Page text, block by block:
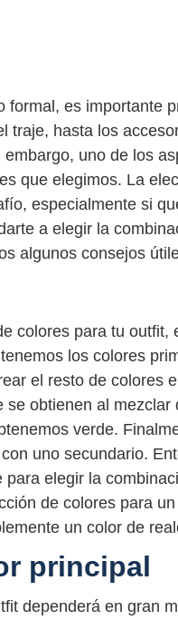
formal, es importante
traje, hasta los
uno de los
que elegimos. La
especialmente si
a elegir la
algunos consejos
colores para tu outfit,
los colores
el resto de colores
obtienen al
verde.
uno secundario.
elegir la
de colores para
un color de
principal
dependerá en gran